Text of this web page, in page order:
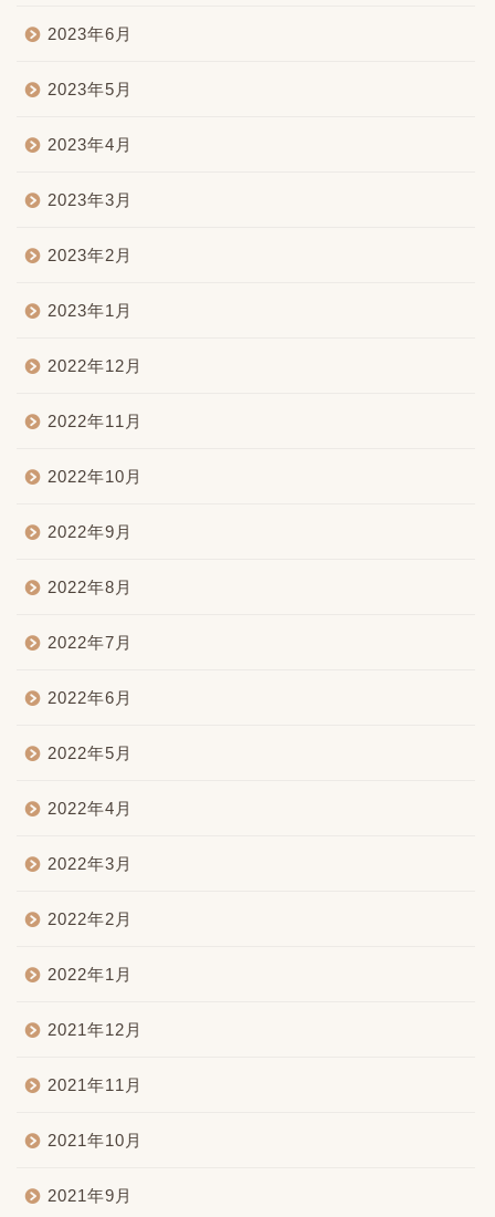
2023年6月
2023年5月
2023年4月
2023年3月
2023年2月
2023年1月
2022年12月
2022年11月
2022年10月
2022年9月
2022年8月
2022年7月
2022年6月
2022年5月
2022年4月
2022年3月
2022年2月
2022年1月
2021年12月
2021年11月
2021年10月
2021年9月